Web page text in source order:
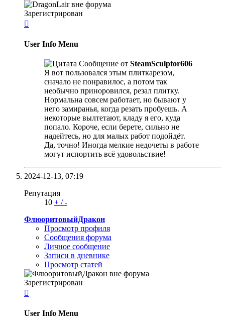
Зарегистрирован

User Info Menu
Сообщение от SteamSculptor606
Я вот пользовался этым плиткарезом,
сначало не понравилос, а потом так
необычно приноровился, резал плитку.
Нормальна совсем работает, но бывают у
него замиранья, когда резать пробуешь. А
некоторые вылтетают, кладу я его, куда
попало. Короче, если берете, сильно не
надейтесь, но для малых работ подойдёт.
Да, точно! Иногда мелкие недочеты в работе
могут испортить всё удовольствие!
2024-12-13, 07:19
Репутация
10 + /-
ФлюоритовыйДракон
Просмотр профиля
Сообщения форума
Личное сообщение
Записи в дневнике
Просмотр статей
Зарегистрирован

User Info Menu